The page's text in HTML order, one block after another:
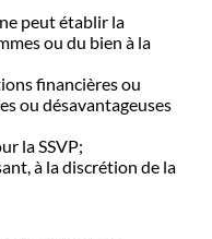
peut établir la
ou du bien à la
financières ou
ou désavantageuses
la SSVP;
à la discrétion de la